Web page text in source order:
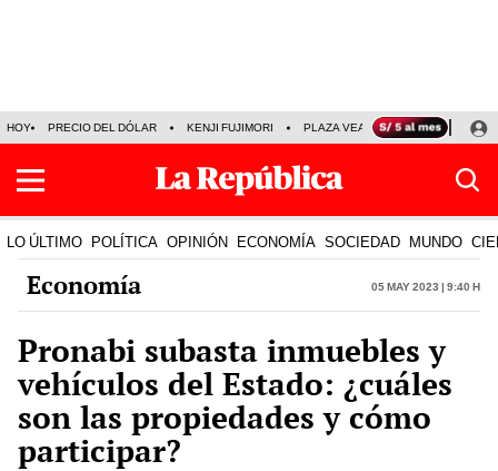
HOY PRECIO DEL DÓLAR KENJI FUJIMORI PLAZA VEA FERIADOS
LO ÚLTIMO POLÍTICA OPINIÓN ECONOMÍA SOCIEDAD MUNDO
Economía 05 May 2023 | 9:40 h
Pronabi subasta inmuebles y
vehículos del Estado: ¿cuáles
son las propiedades y cómo
participar?